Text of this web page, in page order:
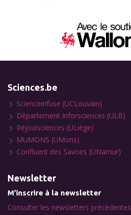
Sciences.be
Scienceinfuse (UCLouvain)
Département Inforsciences (ULB)
Réjouisciences (ULiège)
MUMONS (UMons)
Confluent des Savoirs (UNamur)
Newsletter
M'inscrire à la newsletter
Consulter les newsletters précédentes